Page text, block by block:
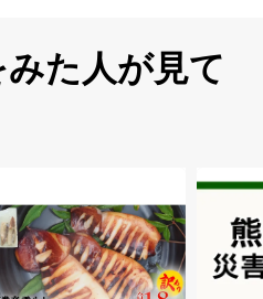
た人が見て